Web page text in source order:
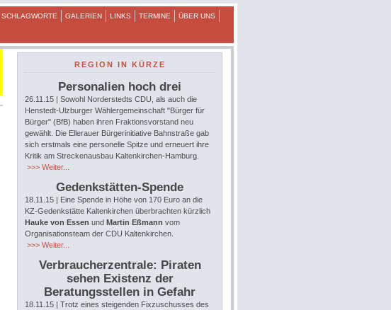
SCHLAGWORTE GALERIEN LINKS TERMINE ÜBER UNS
REGION IN KÜRZE
Personalien hoch drei
26.11.15 | Sowohl Norderstedts CDU, als auch die
Henstedt-Ulzburger Wählergemeinschaft "Bürger für
Bürger" (BfB) haben ihren Fraktionsvorstand neu
gewählt. Die Ellerauer Bürgerinitiative Bahnstraße gab
sich erstmals eine personelle Spitze und erneuert ihre
Kritik am Streckenausbau Kaltenkirchen-Hamburg.
>>> Weiter...
Gedenkstätten-Spende
18.11.15 | Eine Spende in Höhe von 170 Euro an die
KZ-Gedenkstätte Kaltenkirchen überbrachten kürzlich
Hauke von Essen und Martin Eßmann vom
Organisationsteam der CDU Kaltenkirchen.
>>> Weiter...
Verbraucherzentrale: Piraten
sehen Existenz der
Beratungsstellen in Gefahr
18.11.15 | Trotz eines steigenden Fixzuschusses des